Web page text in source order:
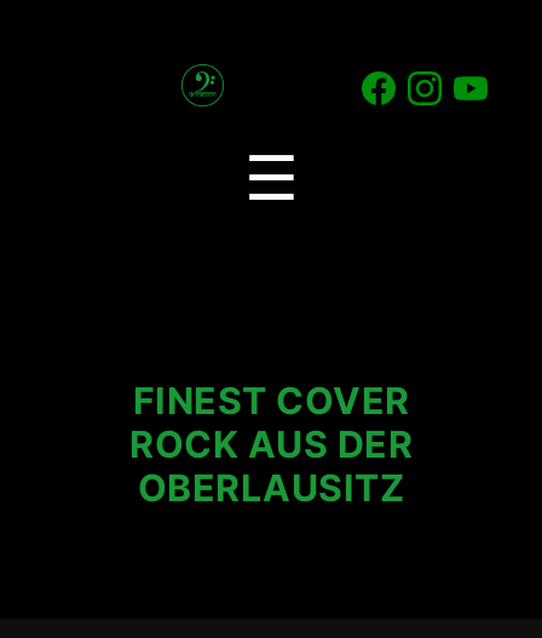
2
Generations
Band☰
FINEST COVER
ROCK AUS DER
OBERLAUSITZ